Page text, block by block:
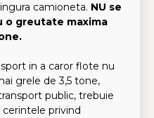
camioneta. NU se
o greutate maxima
in a caror flote nu
grele de 3,5 tone,
public, trebuie
privind